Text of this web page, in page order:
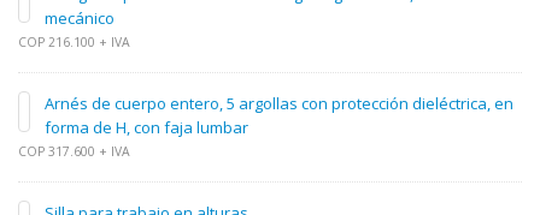
mecánico
COP 216.100 + IVA
Arnés de cuerpo entero, 5 argollas con protección dieléctrica, en
forma de H, con faja lumbar
COP 317.600 + IVA